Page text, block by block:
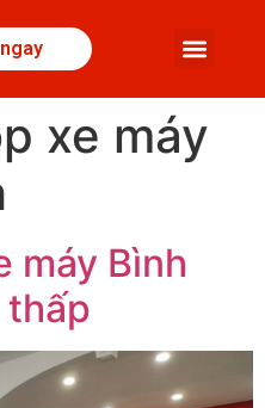
xe máy
máy Bình
thấp